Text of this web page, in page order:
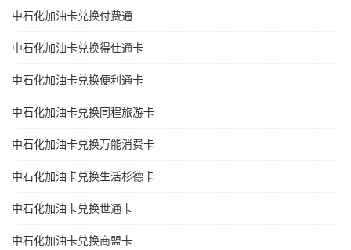
中石化加油卡兑换付费通
中石化加油卡兑换得仕通卡
中石化加油卡兑换便利通卡
中石化加油卡兑换同程旅游卡
中石化加油卡兑换万能消费卡
中石化加油卡兑换生活杉德卡
中石化加油卡兑换世通卡
中石化加油卡兑换商盟卡